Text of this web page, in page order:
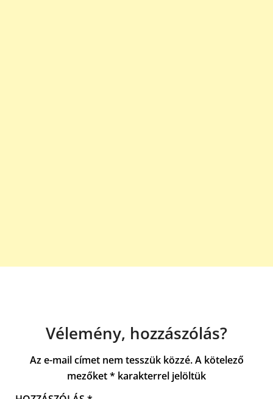
Vélemény, hozzászólás?
Az e-mail címet nem tesszük közzé. A kötelező
mezőket* karakterrel jelöltük